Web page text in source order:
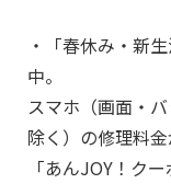
・「春休み・新
中。
スマホ（画面・
除く）の修理料
「あんJOY！ク